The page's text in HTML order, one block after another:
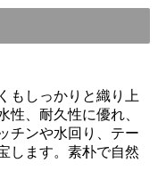
もしっかりと織り上
性、耐久性に優れ、
チンや水回り、テー
します。素朴で自然